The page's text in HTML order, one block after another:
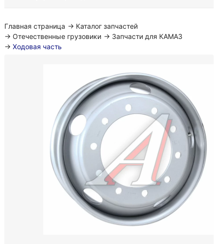
Главная страница → Каталог запчастей
→ Отечественные грузовики → Запчасти для КАМАЗ
→ Ходовая часть